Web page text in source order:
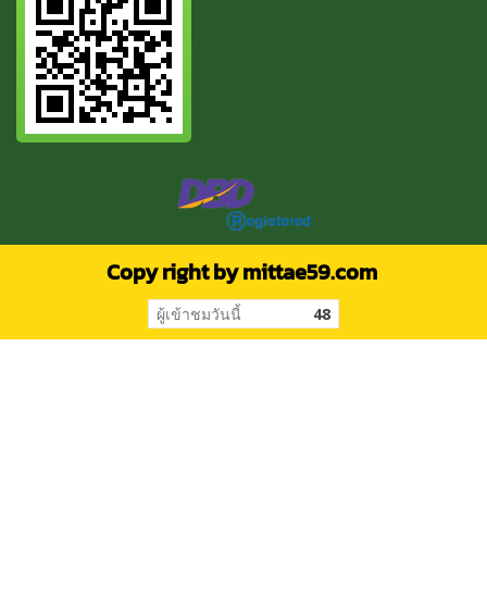
Copy right by mittae59.com
ผู้เข้าชมวันนี้ 48